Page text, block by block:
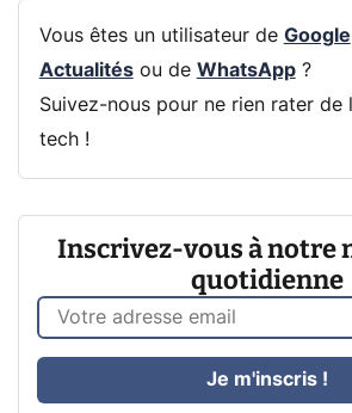
Vous êtes un utilisateur de Google
Actualitésou de WhatsApp?
Suivez-nous pour ne rien rater de
tech !
Inscrivez-vous à notre
quotidienne
Je m'inscris !